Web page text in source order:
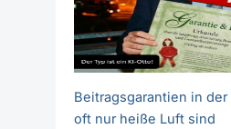
Beitragsgarantien in der
oft nur heiße Luft sind